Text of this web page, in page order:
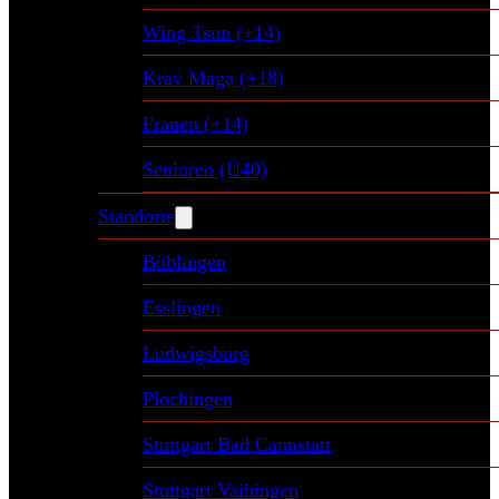
Wing Tsun (+14)
Krav Maga (+18)
Frauen (+14)
Senioren (Ü40)
Standorte
Böblingen
Esslingen
Ludwigsburg
Plochingen
Stuttgart Bad Cannstatt
Stuttgart Vaihingen